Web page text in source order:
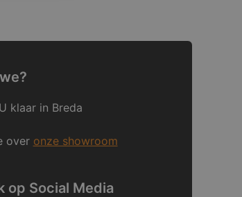
klaar in Breda
over onze showroom
op Social Media